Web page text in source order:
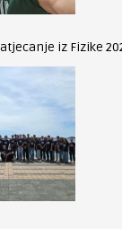
iz Fizike